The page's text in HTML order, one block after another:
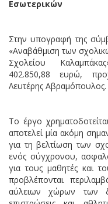
Εσωτερικών
Στην υπογραφή της
«Αναβάθμιση των
Σχολείου
402.850,88 ευρώ,
Λευτέρης Αβραμόπουλος.
Το έργο
αποτελεί μία ακόμη
για τη βελτίωση των
ενός σύγχρονου,
για τους μαθητές και
προβλέπονται
αύλειων χώρων των